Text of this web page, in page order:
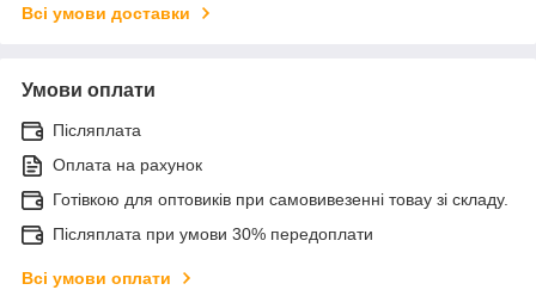
Всі умови доставки
Умови оплати
Післяплата
Оплата на рахунок
Готівкою для оптовиків при самовивезенні товау зі складу.
Післяплата при умови 30% передоплати
Всі умови оплати